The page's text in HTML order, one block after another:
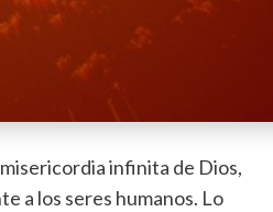
infinita de Dios,
a los seres humanos. Lo